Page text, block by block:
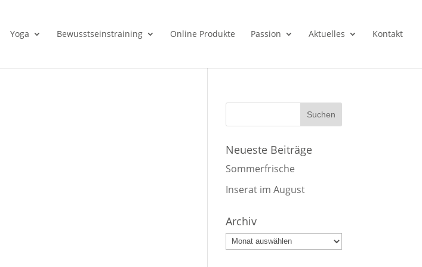
Yoga Bewusstseinstraining Online Produkte Passion Aktuelles Kontakt
Neueste Beiträge
Sommerfrische
Inserat im August
Archiv
Archiv